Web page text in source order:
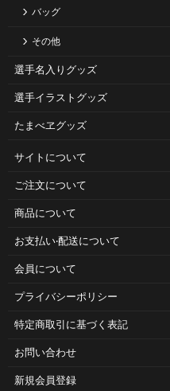
バッグ
その他
選手名入りグッズ
選手イラストグッズ
たまべヱグッズ
サイトについて
ご注⽂について
商品について
お⽀払い‧配送について
会員について
プライバシーポリシー
特定商取引に基づく表記
お問い合わせ
新規会員登録